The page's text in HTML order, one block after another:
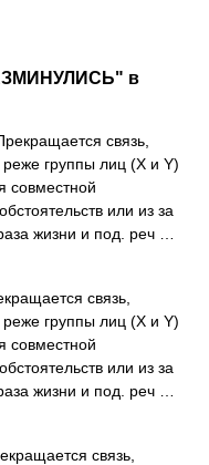
в
связь,
группы лиц (X и Y)
совместной
или из за
жизни и под. реч …
связь,
группы лиц (X и Y)
совместной
или из за
жизни и под. реч …
связь,